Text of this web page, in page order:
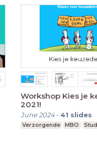
Workshop Kies je
2021!
June 2024- 41 slides
Verzorgende MBO